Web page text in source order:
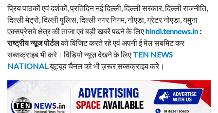
प्रिय पाठकों एवं दर्शकों, प्रतिदिन नई दिल्ली, दिल्ली सरकार, दिल्ली राजनीति,
दिल्ली मेट्रो, दिल्ली पुलिस, दिल्ली नगर निगम, नोएडा, ग्रेटर नोएडा, यमुना
एक्सप्रेसवे क्षेत्र की ताजा एवं बड़ी खबरें पढ़ने के लिएhindi.tennews.in :
राष्ट्रीय न्यूज पोर्टलको विजिट करते रहे एवं अपनी ई मेल सबमिट कर
सब्सक्राइब भी करे। विडियो न्यूज़ देखने के लिए TEN NEWS
NATIONALयूट्यूब चैनल को भी ज़रूर सब्सक्राइब करे।